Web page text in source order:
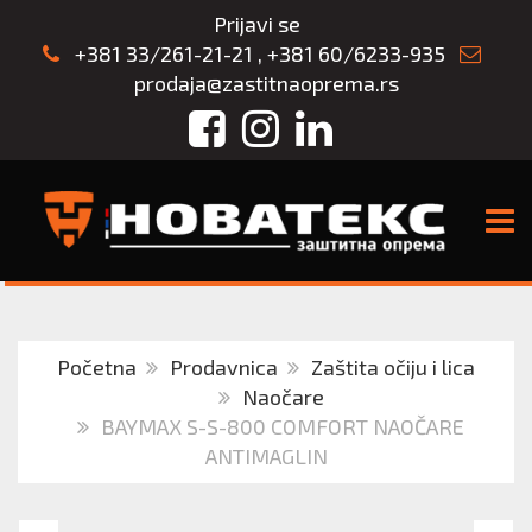
Prijavi se
+381 33/261-21-21 , +381 60/6233-935
prodaja@zastitnaoprema.rs
FacebookInstagram
LinkedIn
Početna Prodavnica
Zaštita očiju i lica
Naočare
BAYMAX S-S-800 COMFORT NAOČARE
ANTIMAGLIN